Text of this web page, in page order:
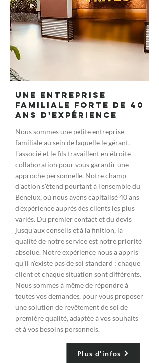
Une entreprise
familiale forte de 40
ans d'expérience
Nous sommes une petite entreprise
familiale au sein de laquelle le gérant,
l'associé et le fils travaillent en étroite
collaboration pour vous garantir une
approche personnelle. Notre champ
d'action s'étend pourtant à l'ensemble du
Benelux, où nous avons capitalisé 40 ans
d'expérience auprès des clients les plus
variés. Du premier contact et du devis
jusqu'aux conseils et à la finition, la
qualité de notre service est notre priorité
absolue. Notre expérience nous a appris
qu'il n'existe pas de sol standard : chaque
client et chaque situation sont différents.
Nous sommes à même de répondre à
toutes vos demandes, pour vous proposer
une solution de revêtement de sol de
première qualité, adaptée à vos souhaits
et à vos besoins personnels.
Plus d'infos